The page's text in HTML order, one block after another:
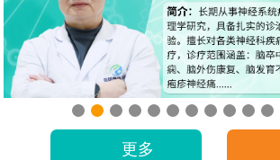
更多